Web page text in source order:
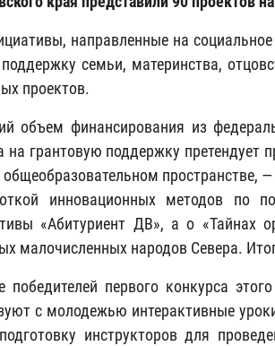
направленные на
семьи, материнства,
проектов.
объем финансирования из
на грантовую поддержку
общеобразовательном пространстве,
инновационных методов по
«Абитуриент ДВ», а о «Тайнах
малочисленных народов Севера.
победителей первого конкурса
с молодежью интерактивные
инструкторов для